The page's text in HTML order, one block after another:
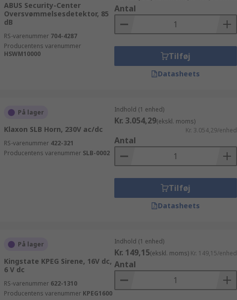
ABUS Security-Center
Oversvømmelsesdetektor, 85
dB
RS-varenummer 704-4287
Producentens varenummer
HSWM10000
Antal
Tilføj
Datasheets
På lager
Klaxon SLB Horn, 230V ac/dc
RS-varenummer 422-321
Producentens varenummer SLB-0002
Indhold (1 enhed)
Kr. 3.054,29(ekskl. moms)
Kr. 3.054,29/enhed
Antal
Tilføj
Datasheets
På lager
Kingstate KPEG Sirene, 16V dc,
6 V dc
RS-varenummer 622-1310
Producentens varenummer KPEG1600
Indhold (1 enhed)
Kr. 149,15(ekskl. moms) Kr. 149,15/enhed
Antal